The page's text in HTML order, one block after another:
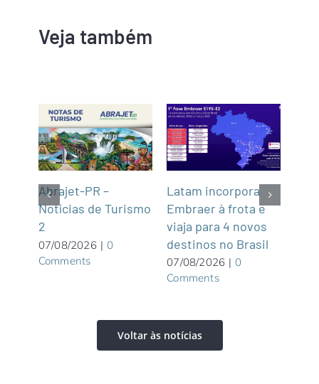
Veja também
Abrajet-PR –
Notícias de Turismo
2
07/08/2026 | 0
Comments
Latam incorpora
Embraer à frota e
viaja para 4 novos
destinos no Brasil
07/08/2026 | 0
Comments
Voltar às notícias